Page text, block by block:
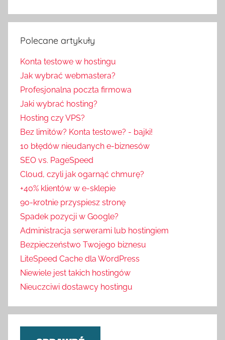
Polecane artykuły
Konta testowe w hostingu
Jak wybrać webmastera?
Profesjonalna poczta firmowa
Jaki wybrać hosting?
Hosting czy VPS?
Bez limitów? Konta testowe? - bajki!
10 błędów nieudanych e-biznesów
SEO vs. PageSpeed
Cloud, czyli jak ogarnąć chmurę?
+40% klientów w e-sklepie
90-krotnie przyspiesz stronę
Spadek pozycji w Google?
Administracja serwerami lub hostingiem
Bezpieczeństwo Twojego biznesu
LiteSpeed Cache dla WordPress
Niewiele jest takich hostingów
Nieuczciwi dostawcy hostingu